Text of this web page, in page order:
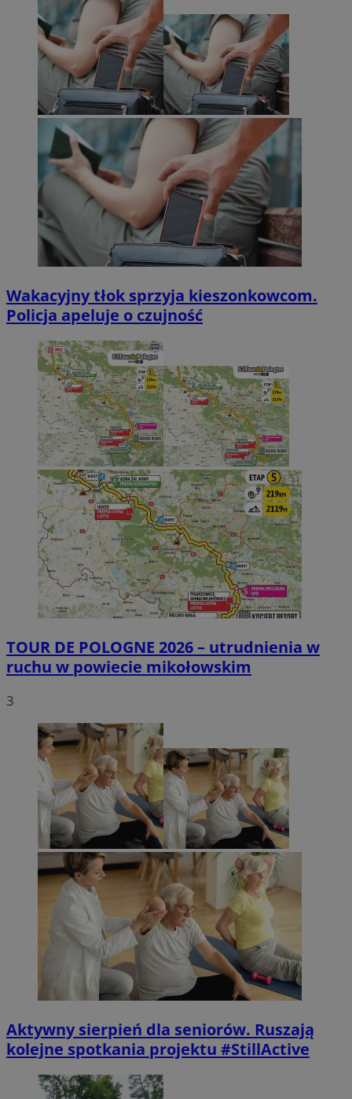
Wakacyjny tłok sprzyja kieszonkowcom.
Policja apeluje o czujność
TOUR DE POLOGNE 2026 – utrudnienia w
ruchu w powiecie mikołowskim
3
Aktywny sierpień dla seniorów. Ruszają
kolejne spotkania projektu #StillActive